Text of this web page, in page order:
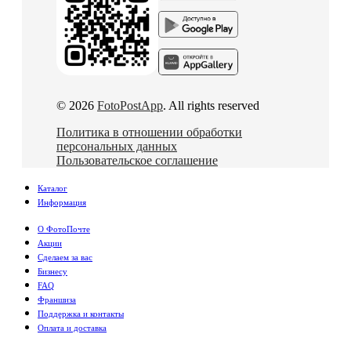
© 2026 FotoPostApp. All rights reserved
Политика в отношении обработки
персональных данных
Пользовательское соглашение
Каталог
Информация
О ФотоПочте
Акции
Сделаем за вас
Бизнесу
FAQ
Франшиза
Поддержка и контакты
Оплата и доставка